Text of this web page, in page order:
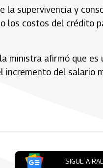
la supervivencia y
los costos del crédito
ministra afirmó que
incremento del salario
SIGUE A